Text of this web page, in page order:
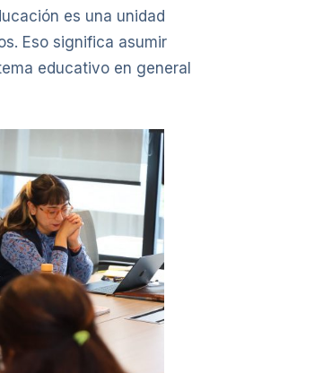
es una unidad
Eso significa asumir
educativo en general